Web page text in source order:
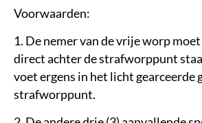
Voorwaarden:
1. De nemer van de vrije worp
direct achter de strafworppunt
voet ergens in het licht gearceerde
strafworppunt.